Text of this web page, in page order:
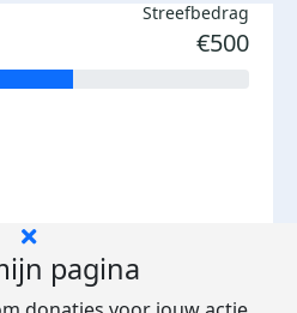
Streefbedrag
€500
pagina